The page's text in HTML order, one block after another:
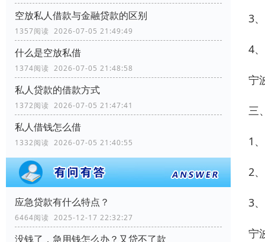
空放私人借款与金融贷款的区别
1357阅读 2026-07-05 21:49:49
什么是空放私借
1374阅读 2026-07-05 21:48:58
私人贷款的借款方式
1372阅读 2026-07-05 21:47:41
私人借钱怎么借
1332阅读 2026-07-05 21:40:55
应急贷款有什么特点？
6464阅读 2025-12-17 22:32:27
没钱了，急用钱怎么办？又贷不了款
3
4
宁
三
1
2
3
宁